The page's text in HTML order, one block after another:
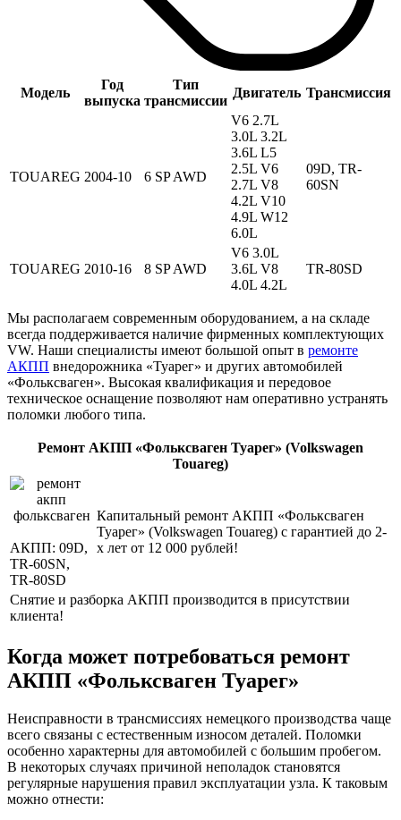
Модель
Год
выпуска
Тип
трансмиссии
Двигатель Трансмиссия
TOUAREG 2004-10 6 SP AWD
V6 2.7L
3.0L 3.2L
3.6L L5
2.5L V6
2.7L V8
4.2L V10
4.9L W12
6.0L
09D, TR-
60SN
TOUAREG 2010-16 8 SP AWD
V6 3.0L
3.6L V8
4.0L 4.2L
TR-80SD
Мы располагаем современным оборудованием, а на складе
всегда поддерживается наличие фирменных комплектующих
VW. Наши специалисты имеют большой опыт в ремонте
АКПП внедорожника «Туарег» и других автомобилей
«Фольксваген». Высокая квалификация и передовое
техническое оснащение позволяют нам оперативно устранять
поломки любого типа.
Ремонт АКПП «Фольксваген Туарег» (Volkswagen
Touareg)
АКПП: 09D,
TR-60SN,
TR-80SD
Капитальный ремонт АКПП «Фольксваген
Туарег» (Volkswagen Touareg) с гарантией до 2-
х лет от 12 000 рублей!
Снятие и разборка АКПП производится в присутствии
клиента!
Когда может потребоваться ремонт
АКПП «Фольксваген Туарег»
Неисправности в трансмиссиях немецкого производства чаще
всего связаны с естественным износом деталей. Поломки
особенно характерны для автомобилей с большим пробегом.
В некоторых случаях причиной неполадок становятся
регулярные нарушения правил эксплуатации узла. К таковым
можно отнести: